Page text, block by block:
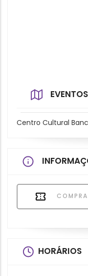
Centro Cultural
HORÁRIOS